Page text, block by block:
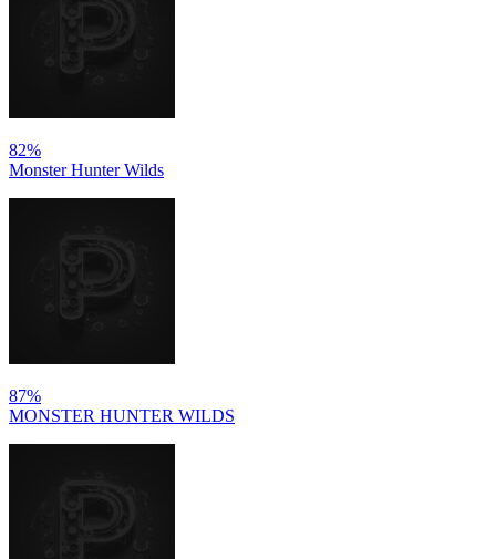
82%
Monster Hunter Wilds
87%
MONSTER HUNTER WILDS